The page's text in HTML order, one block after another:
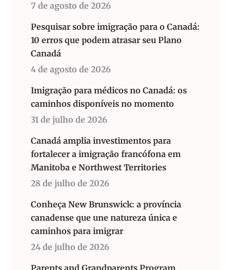
7 de agosto de 2026
Pesquisar sobre imigração para o Canadá:
10 erros que podem atrasar seu Plano
Canadá
4 de agosto de 2026
Imigração para médicos no Canadá: os
caminhos disponíveis no momento
31 de julho de 2026
Canadá amplia investimentos para
fortalecer a imigração francófona em
Manitoba e Northwest Territories
28 de julho de 2026
Conheça New Brunswick: a província
canadense que une natureza única e
caminhos para imigrar
24 de julho de 2026